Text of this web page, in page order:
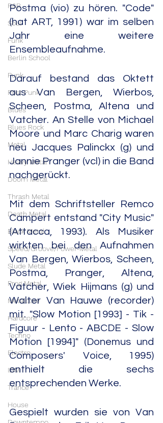
R&B
Soul
Funk
Berlin School
Punk
Post Punk
Blues
Blues Rock
Metal
Heavy Metal
Doom Metal
Thrash Metal
Death Metal
Black Metal
Speed/Groove/Power-Metal
Slude Metal
Prog Metal
Metalcore
Hardcore
Techno
Electro
IDM
Trance
House
Postma (vio) zu hören. "Code"
(hat ART, 1991) war im selben
Jahr eine weitere
Ensembleaufnahme.
Darauf bestand das Oktett
aus Van Bergen, Wierbos,
Scheen, Postma, Altena und
Vatcher. An Stelle von Michael
Moore und Marc Charig waren
neu Jacques Palinckx (g) und
Jannie Pranger (vcl) in die Band
nachgerückt.
Mit dem Schriftsteller Remco
Campert entstand "City Music"
(Attacca, 1993). Als Musiker
wirkten bei den Aufnahmen
Van Bergen, Wierbos, Scheen,
Postma, Pranger, Altena,
Vatcher, Wiek Hijmans (g) und
Walter Van Hauwe (recorder)
mit. "Slow Motion [1993] - Tik -
Figuur - Lento - ABCDE - Slow
Motion [1994]" (Donemus und
Composers' Voice, 1995)
enthielt die sechs
entsprechenden Werke.
Gespielt wurden sie von Van